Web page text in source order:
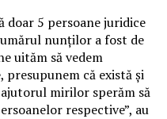
doar 5 persoane juridice
nunţilor a fost de
uităm să vedem
că există şi
mirilor sperăm să
respective”, au